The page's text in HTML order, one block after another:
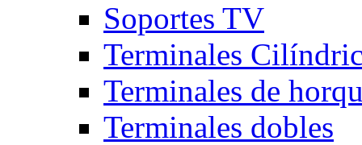
Soportes TV
Terminales
Terminales de
Terminales dobles